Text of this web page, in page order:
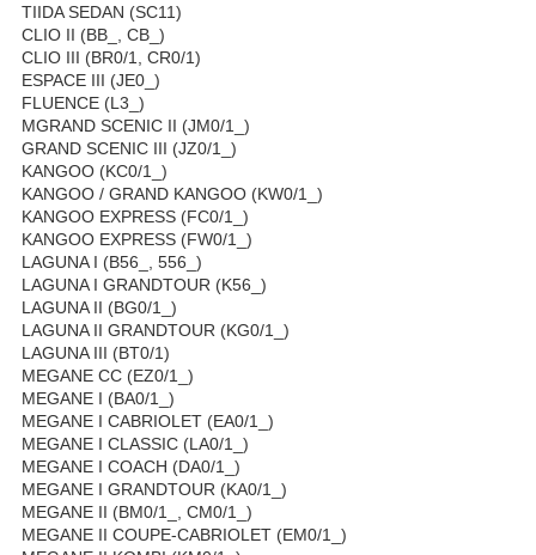
TIIDA SEDAN (SC11)
CLIO II (BB_, CB_)
CLIO III (BR0/1, CR0/1)
ESPACE III (JE0_)
FLUENCE (L3_)
МGRAND SCENIC II (JM0/1_)
GRAND SCENIC III (JZ0/1_)
KANGOO (KC0/1_)
KANGOO / GRAND KANGOO (KW0/1_)
KANGOO EXPRESS (FC0/1_)
KANGOO EXPRESS (FW0/1_)
LAGUNA I (B56_, 556_)
LAGUNA I GRANDTOUR (K56_)
LAGUNA II (BG0/1_)
LAGUNA II GRANDTOUR (KG0/1_)
LAGUNA III (BT0/1)
MEGANE CC (EZ0/1_)
MEGANE I (BA0/1_)
MEGANE I CABRIOLET (EA0/1_)
MEGANE I CLASSIC (LA0/1_)
MEGANE I COACH (DA0/1_)
MEGANE I GRANDTOUR (KA0/1_)
MEGANE II (BM0/1_, CM0/1_)
MEGANE II COUPE-CABRIOLET (EM0/1_)